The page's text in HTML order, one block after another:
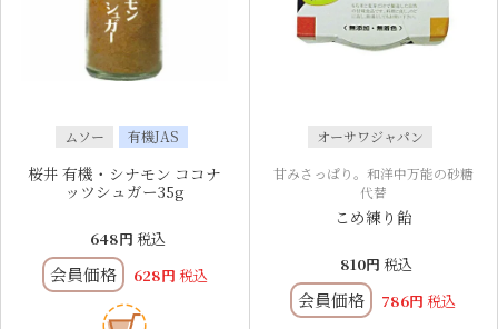
ムソー 有機JAS
桜井 有機・シナモン ココナ
ッツシュガー35g
648 税込
会員価格 628 税込
オーサワジャパン
甘みさっぱり。和洋中万能の砂糖
代替
こめ練り飴
810 税込
会員価格 786 税込